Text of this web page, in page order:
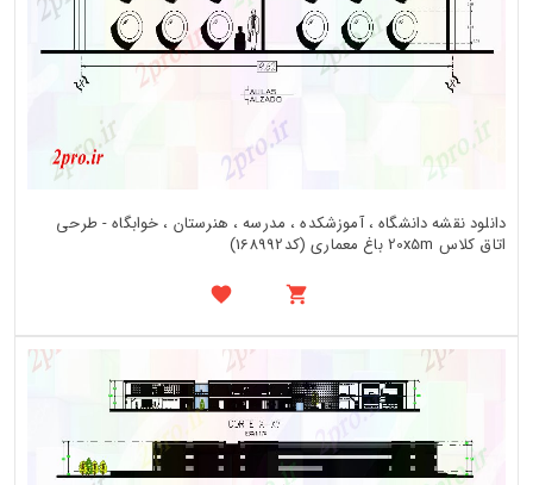
دانلود نقشه دانشگاه ، آموزشکده ، مدرسه ، هنرستان ، خوابگاه - طرحی
اتاق کلاس 20x5m باغ معماری (کد168992)